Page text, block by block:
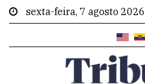
sexta-feira, 7 agosto 2026